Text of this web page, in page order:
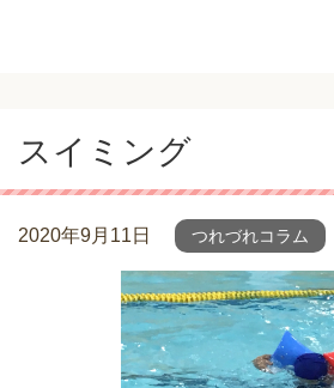
スイミング
2020年9月11日 つれづれコラム